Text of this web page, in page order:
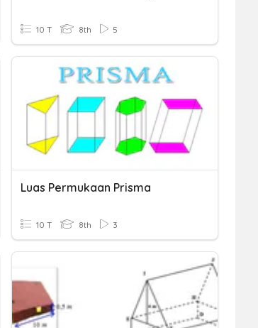
10 T 8th 5
Luas Permukaan Prisma
10 T 8th 3